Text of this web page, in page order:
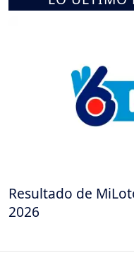
Resultado de
2026